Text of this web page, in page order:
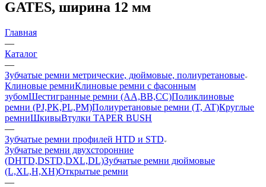
GATES, ширина 12 мм
Главная
—
Каталог
—
Зубчатые ремни метрические, дюймовые, полиуретановые
Клиновые ремниКлиновые ремни с фасонным
зубомШестигранные ремни (AA,BB,CC)Поликлиновые
ремни (PJ,PK,PL,PM)Полиуретановые ремни (T, AT)Круглые
ремниШкивыВтулки TAPER BUSH
—
Зубчатые ремни профилей HTD и STD
Зубчатые ремни двухсторонние
(DHTD,DSTD,DXL,DL)Зубчатые ремни дюймовые
(L,XL,H,XH)Открытые ремни
—